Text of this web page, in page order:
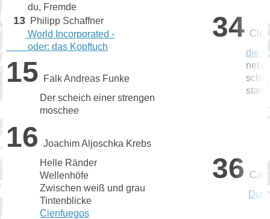
du, Fremde
13 Philipp Schaffner
World Incorporated -
oder: das Kopftuch
15
Falk Andreas Funke
Der scheich einer strengen
moschee
34
die
16 Joachim Aljoschka Krebs
Helle Ränder
Wellenhöfe
Zwischen weiß und grau
Tintenblicke
Cienfuegos
36